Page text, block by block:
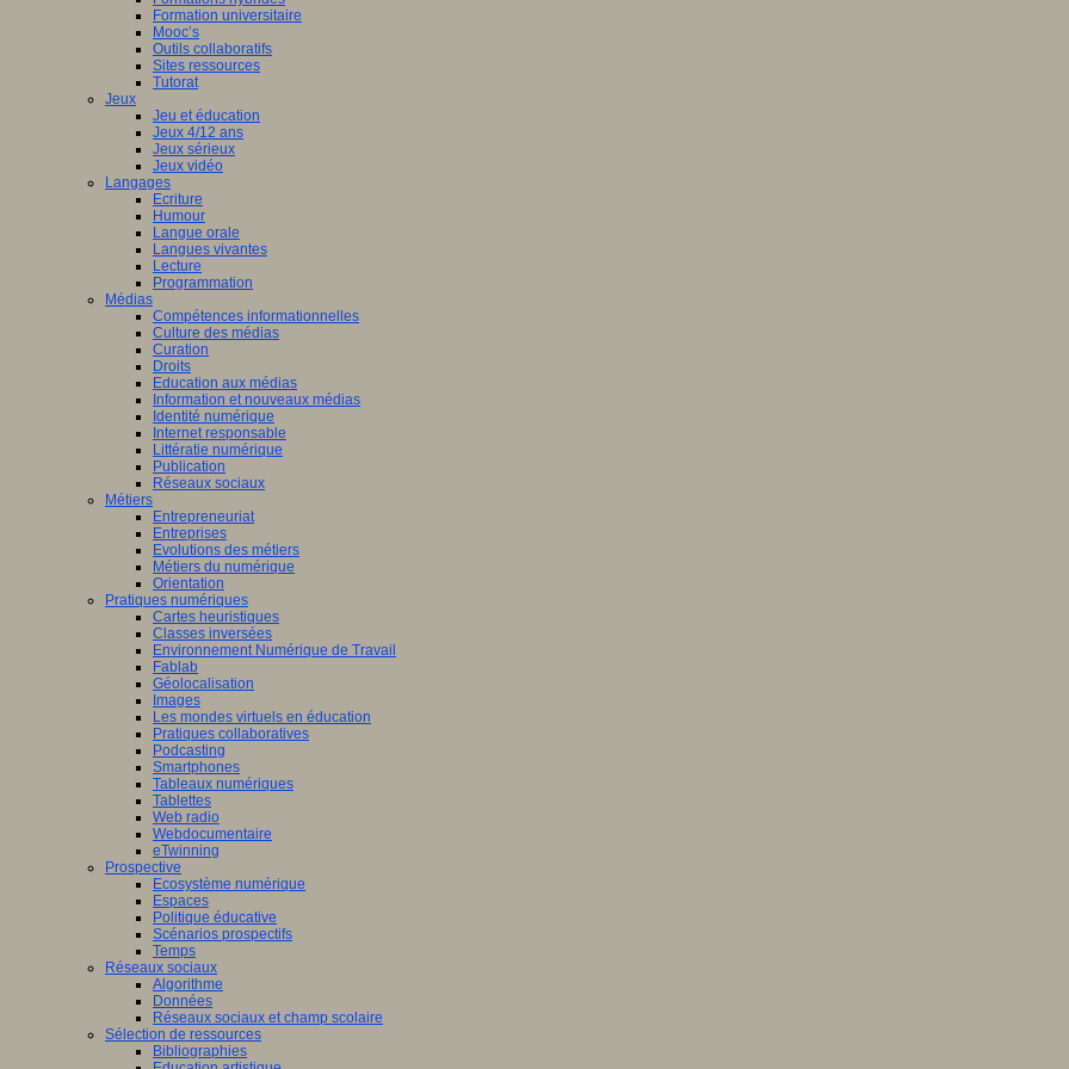
Formation universitaire
Mooc’s
Outils collaboratifs
Sites ressources
Tutorat
Jeux
Jeu et éducation
Jeux 4/12 ans
Jeux sérieux
Jeux vidéo
Langages
Ecriture
Humour
Langue orale
Langues vivantes
Lecture
Programmation
Médias
Compétences informationnelles
Culture des médias
Curation
Droits
Education aux médias
Information et nouveaux médias
Identité numérique
Internet responsable
Littératie numérique
Publication
Réseaux sociaux
Métiers
Entrepreneuriat
Entreprises
Evolutions des métiers
Métiers du numérique
Orientation
Pratiques numériques
Cartes heuristiques
Classes inversées
Environnement Numérique de Travail
Fablab
Géolocalisation
Images
Les mondes virtuels en éducation
Pratiques collaboratives
Podcasting
Smartphones
Tableaux numériques
Tablettes
Web radio
Webdocumentaire
eTwinning
Prospective
Ecosystème numérique
Espaces
Politique éducative
Scénarios prospectifs
Temps
Réseaux sociaux
Algorithme
Données
Réseaux sociaux et champ scolaire
Sélection de ressources
Bibliographies